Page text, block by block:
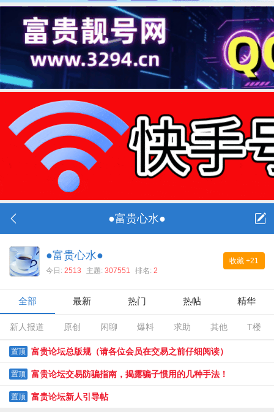
●富贵心水●
收藏 +21
●富贵心水●
今日: 2513 主题: 307551 排名: 2
全部 最新 热门 热帖 精华
新人报道 原创 闲聊 爆料 求助 其他 T楼
置顶 富贵论坛总版规（请各位会员在交易之前仔细阅读）
2021.2.13修正版
置顶 富贵论坛交易防骗指南，揭露骗子惯用的几种手法！
置顶 富贵论坛新人引导帖